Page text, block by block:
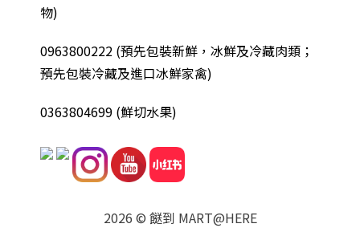
物)
0963800222 (預先包裝新鮮，冰鮮及冷藏肉類；
預先包裝冷藏及進口冰鮮家禽)
0363804699 (鮮切水果)
2026 © 餸到 MART@HERE